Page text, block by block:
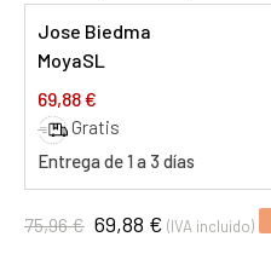
Jose Biedma
MoyaSL
69,88 €
Gratis
Entrega de 1 a 3 días
75,96 € 69,88 € (IVA incluido)